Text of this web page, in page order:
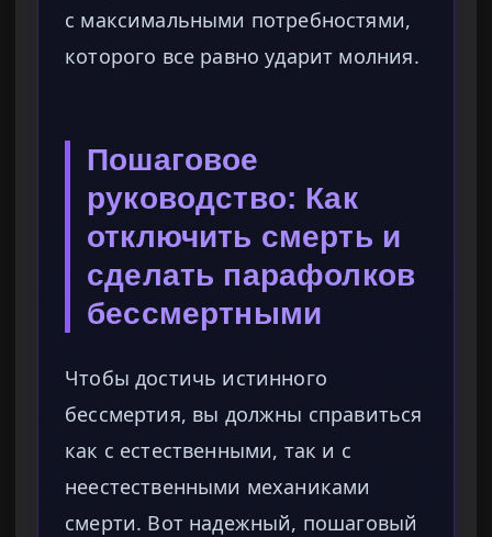
с максимальными потребностями,
которого все равно ударит молния.
Пошаговое
руководство: Как
отключить смерть и
сделать парафолков
бессмертными
Чтобы достичь истинного
бессмертия, вы должны справиться
как с естественными, так и с
неестественными механиками
смерти. Вот надежный, пошаговый